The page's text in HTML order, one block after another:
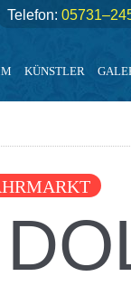
KÜNSTLER
Telefon: